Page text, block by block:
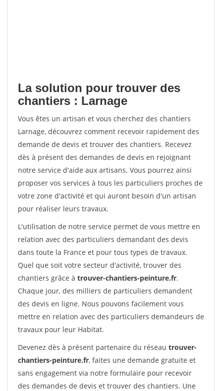
La solution pour trouver des
chantiers : Larnage
Vous êtes un artisan et vous cherchez des chantiers
Larnage, découvrez comment recevoir rapidement des
demande de devis et trouver des chantiers. Recevez
dès à présent des demandes de devis en rejoignant
notre service d'aide aux artisans. Vous pourrez ainsi
proposer vos services à tous les particuliers proches de
votre zone d'activité et qui auront besoin d'un artisan
pour réaliser leurs travaux.
L'utilisation de notre service permet de vous mettre en
relation avec des particuliers demandant des devis
dans toute la France et pour tous types de travaux.
Quel que soit votre secteur d'activité, trouver des
chantiers grâce à trouver-chantiers-peinture.fr.
Chaque jour, des milliers de particuliers demandent
des devis en ligne. Nous pouvons facilement vous
mettre en relation avec des particuliers demandeurs de
travaux pour leur Habitat.
Devenez dès à présent partenaire du réseau trouver-
chantiers-peinture.fr, faites une demande gratuite et
sans engagement via notre formulaire pour recevoir
des demandes de devis et trouver des chantiers. Une